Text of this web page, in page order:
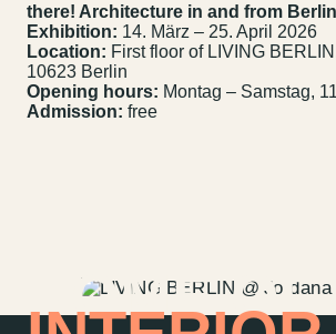
Contact us
Newsletter
there! Architecture in and from Berlin
Exhibition: 14. März – 25. April 2026
Location: First floor of LIVING
10623 Berlin
Opening hours: Montag – Samstag,
Admission: free
HOME OF